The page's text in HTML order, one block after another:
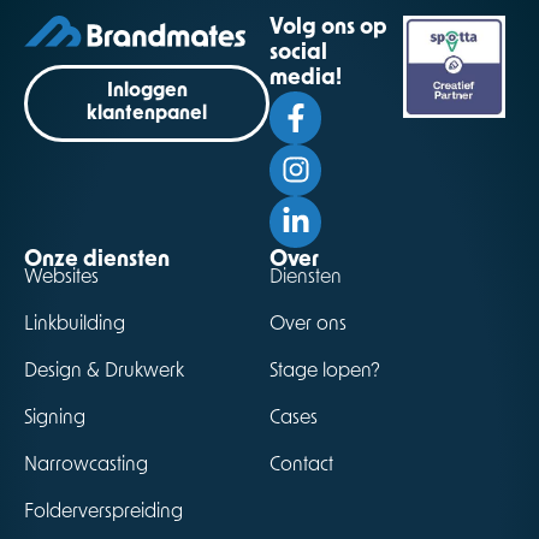
Inloggen
klantenpanel
Volg ons op
social
media!
Onze diensten
Websites
Linkbuilding
Design & Drukwerk
Signing
Narrowcasting
Folderverspreiding
Over
Diensten
Over ons
Stage lopen?
Cases
Contact